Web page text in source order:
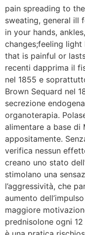
pain spreading to
sweating, general ill
in your hands,
changes;feeling
that is painful or
recenti dapprima il
nel 1855 e
Brown Sequard nel
secrezione
organoterapia.
alimentare a base di
appositamente.
verifica nessun
creano uno stato
stimolano una
l’aggressività, che
aumento
maggiore
prednisolone ogni